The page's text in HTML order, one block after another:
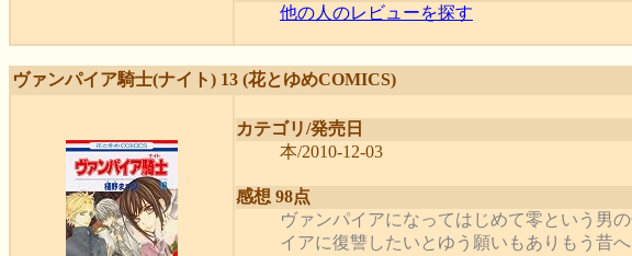
他の人のレビューを探す
ヴァンパイア騎士(ナイト) 13 (花とゆめCOMICS)
カテゴリ/発売日
本/2010-12-03
感想 98点
ヴァンパイアになってはじめて零という男
イアに復讐したいとゆう願いもありもう昔